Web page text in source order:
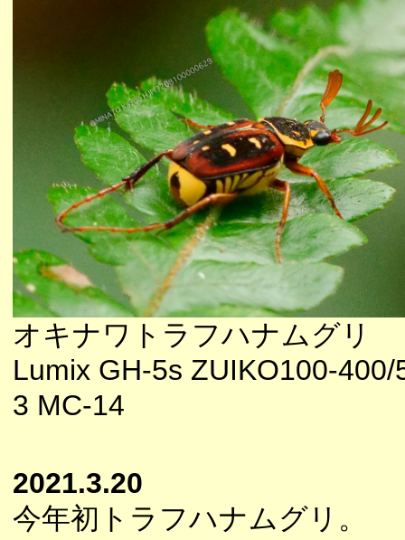
オキナワトラフハナムグリ
Lumix GH-5s ZUIKO100-400/
3 MC-14
2021.3.20
今年初トラフハナムグリ。